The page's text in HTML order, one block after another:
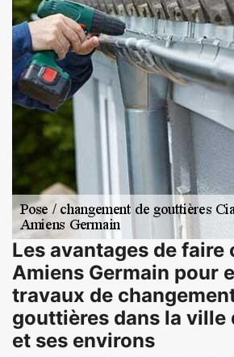
Les avantages de faire
Amiens Germain pour
travaux de
gouttières dans la ville
et ses environs